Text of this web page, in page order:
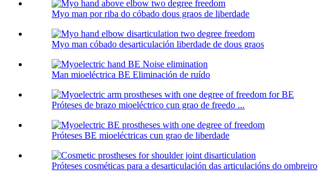
Myo man por riba do cóbado dous graos de liberdade
Myo man cóbado desarticulación liberdade de dous graos
Man mioeléctrica BE Eliminación de ruído
Próteses de brazo mioeléctrico cun grao de freedo ...
Próteses BE mioeléctricas cun grao de liberdade
Próteses cosméticas para a desarticulación das articulacións do ombreiro